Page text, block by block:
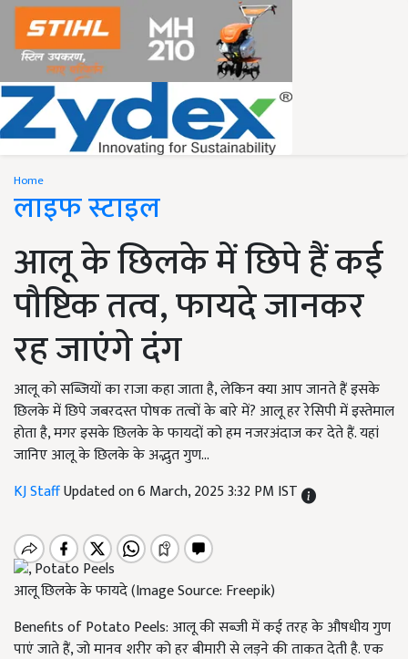
Home
लाइफ स्टाइल
आलू के छिलके में छिपे हैं कई
पौष्टिक तत्व, फायदे जानकर
रह जाएंगे दंग
आलू को सब्जियों का राजा कहा जाता है, लेकिन क्या आप जानते हैं इसके
छिलके में छिपे जबरदस्त पोषक तत्वों के बारे में? आलू हर रेसिपी में इस्तेमाल
होता है, मगर इसके छिलके के फायदों को हम नजरअंदाज कर देते हैं. यहां
जानिए आलू के छिलके के अद्भुत गुण...
KJ StaffUpdated on 6 March, 2025 3:32 PM IST
आलू छिलके के फायदे (Image Source: Freepik)
Benefits of Potato Peels: आलू की सब्जी में कई तरह के औषधीय गुण
पाएं जाते हैं, जो मानव शरीर को हर बीमारी से लड़ने की ताकत देती है. एक